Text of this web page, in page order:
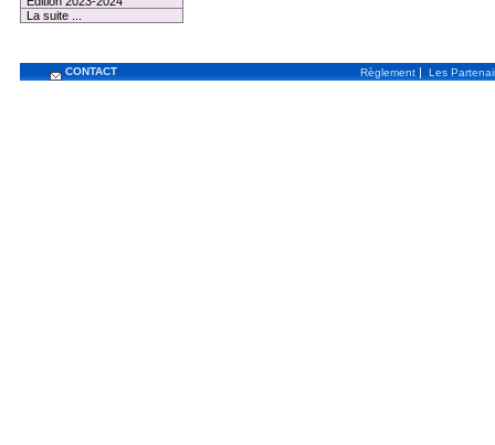
La suite ...
CONTACT Règlement | Les